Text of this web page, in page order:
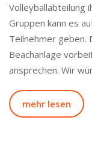
Volleyballabteilung
Gruppen kann es
Teilnehmer geben.
Beachanlage
ansprechen. Wir
mehr lesen